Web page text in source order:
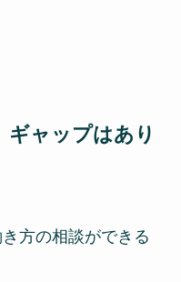
ャップはあり
方の相談ができる